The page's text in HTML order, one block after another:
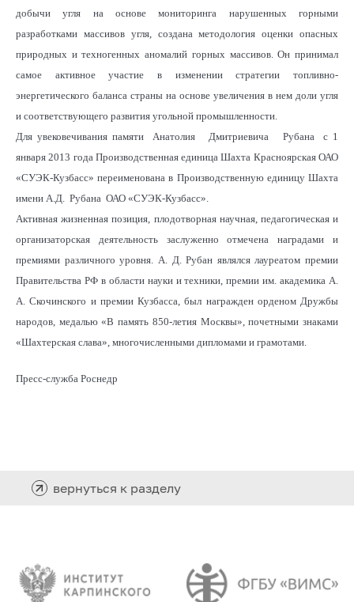
добычи угля на основе мониторинга нарушенных горными
разработками массивов угля, создана методология оценки опасных
природных и техногенных аномалий горных массивов. Он принимал
самое активное участие в изменении стратегии топливно-
энергетического баланса страны на основе увеличения в нем доли угля
и соответствующего развития угольной промышленности.
Для увековечивания памяти Анатолия Дмитриевича Рубана c 1
января 2013 года Производственная единица Шахта Красноярская ОАО
«СУЭК-Кузбасс» переименована в Производственную единицу Шахта
имени А.Д. Рубана ОАО «СУЭК-Кузбасс».
Активная жизненная позиция, плодотворная научная, педагогическая и
организаторская деятельность заслуженно отмечена наградами и
премиями различного уровня. А. Д. Рубан являлся лауреатом премии
Правительства РФ в области науки и техники, премии им. академика А.
А. Скочинского и премии Кузбасса, был награжден орденом Дружбы
народов, медалью «В память 850-летия Москвы», почетными знаками
«Шахтерская слава», многочисленными дипломами и грамотами.
Пресс-служба Роснедр
вернуться к разделу